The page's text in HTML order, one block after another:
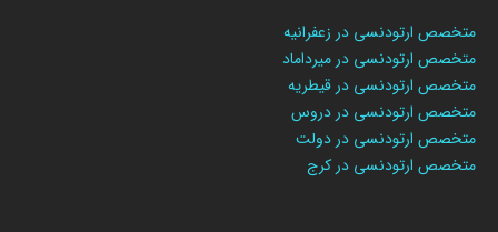
متخصص ارتودنسی در زعفرانیه
متخصص ارتودنسی در میرداماد
متخصص ارتودنسی در قیطریه
متخصص ارتودنسی در دروس
متخصص ارتودنسی در دولت
متخصص ارتودنسی در کرج